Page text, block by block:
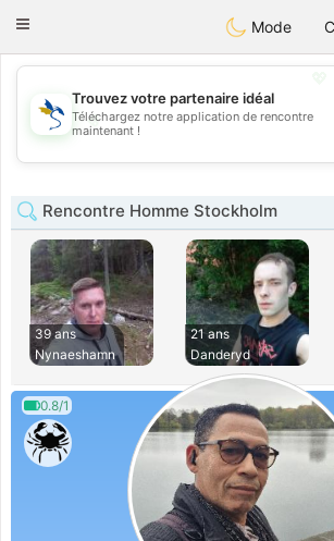
SvenskaDating
Toggle
Mode
💖
💕
Trouvez votre partenaire idéal
Téléchargez notre application de rencontre
maintenant !
Rencontre Homme Stockholm
39 ans
Nynaeshamn
21 ans
Danderyd
0.8/1